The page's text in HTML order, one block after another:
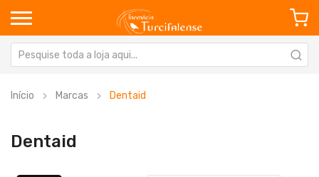
Início Marcas Dentaid
Dentaid